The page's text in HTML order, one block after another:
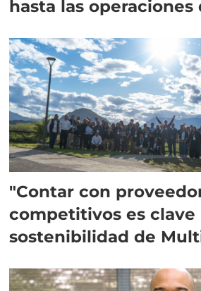
hasta las
"Contar con
competitivos es clave
sostenibilidad de